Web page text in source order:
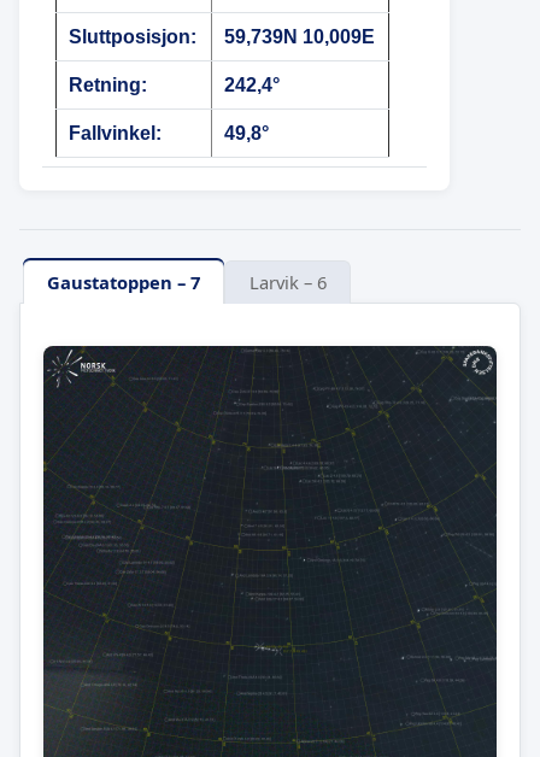
Sluttposisjon: 59,739N 10,009E
Retning: 242,4°
Fallvinkel: 49,8°
Gaustatoppen – 7 Larvik – 6